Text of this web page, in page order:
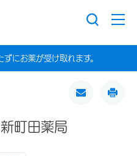
にお薬が受け取れます。
町田薬局